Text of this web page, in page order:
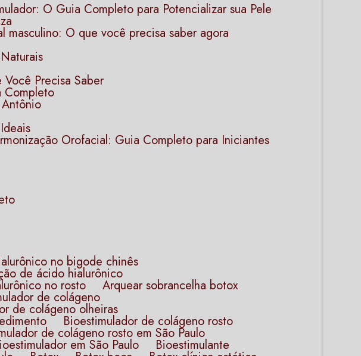
O Guia Completo para Potencializar sua Pele
masculino: O que você precisa saber agora
Precisa Saber
Completo
Orofacial: Guia Completo para Iniciantes
no bigode chinês
de ácido hialurônico
no rosto Arquear sobrancelha botox
de colágeno
de colágeno olheiras​
Bioestimulador de colágeno rosto​
de colágeno rosto​ em São Paulo
Bioestimulador em São Paulo Bioestimulante